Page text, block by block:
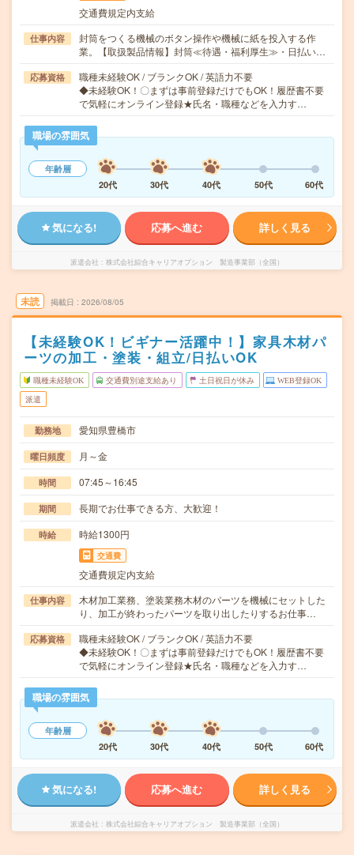
交通費規定内支給
仕事内容
封筒をつくる機械のボタン操作や機械に紙を投入する作
業。【取扱製品情報】封筒≪待遇・福利厚生≫・日払い…
応募資格
職種未経験OK / ブランクOK / 英語力不要
◆未経験OK！〇まずは事前登録だけでもOK！履歴書不要
で気軽にオンライン登録★氏名・職種などを入力す…
職場の雰囲気
年齢層
20代
30代 40代 50代 60代
気になる! 応募へ進む 詳しく見る
派遣会社 株式会社綜合キャリアオプション 製造事業部（全国）
未読 掲載日 2026/08/05
【未経験OK！ビギナー活躍中！】家具木材パ
ーツの加工・塗装・組立/日払いOK
職種未経験OK 交通費別途支給あり 土日祝日が休み WEB登録OK
派遣
勤務地 愛知県豊橋市
曜日頻度 月～金
時間 07:45～16:45
期間 長期でお仕事できる方、大歓迎！
時給 時給1300円
交通費
交通費規定内支給
仕事内容
木材加工業務、塗装業務木材のパーツを機械にセットした
り、加工が終わったパーツを取り出したりするお仕事…
応募資格
職種未経験OK / ブランクOK / 英語力不要
◆未経験OK！〇まずは事前登録だけでもOK！履歴書不要
で気軽にオンライン登録★氏名・職種などを入力す…
職場の雰囲気
年齢層
20代
30代 40代 50代 60代
気になる! 応募へ進む 詳しく見る
派遣会社 株式会社綜合キャリアオプション 製造事業部（全国）